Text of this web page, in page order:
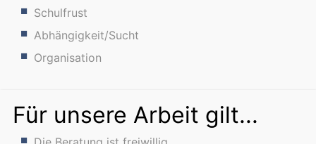
Schulfrust
Abhängigkeit/Sucht
Organisation
Für unsere Arbeit gilt...